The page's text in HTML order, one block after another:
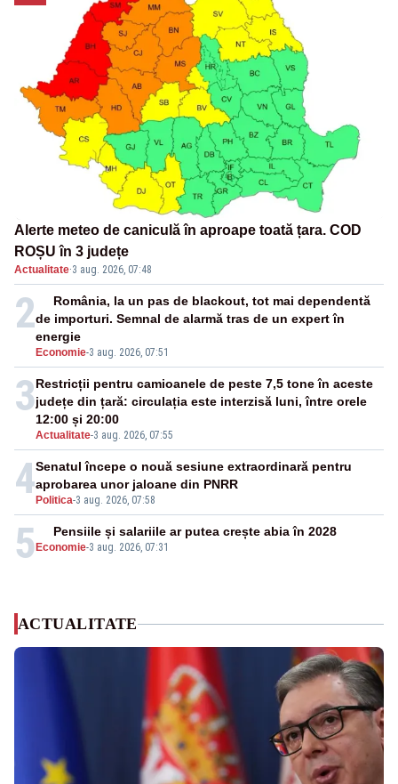
Alerte meteo de caniculă în aproape toată țara. COD
ROȘU în 3 județe
Actualitate·3 aug. 2026, 07:48
2
Economie-3 aug. 2026, 07:51
România, la un pas de blackout, tot mai dependentă
de importuri. Semnal de alarmă tras de un expert în
energie
3
Actualitate-3 aug. 2026, 07:55
Restricții pentru camioanele de peste 7,5 tone în aceste
județe din țară: circulația este interzisă luni, între orele
12:00 și 20:00
4 Politica-3 aug. 2026, 07:58
Senatul începe o nouă sesiune extraordinară pentru
aprobarea unor jaloane din PNRR
5 Economie-3 aug. 2026, 07:31
Pensiile și salariile ar putea crește abia în 2028
ACTUALITATE